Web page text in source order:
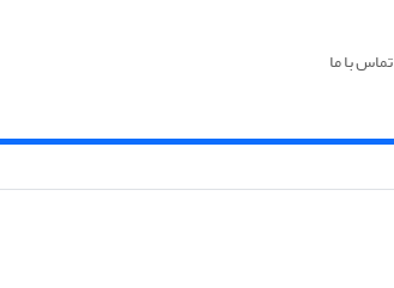
تماس با ما